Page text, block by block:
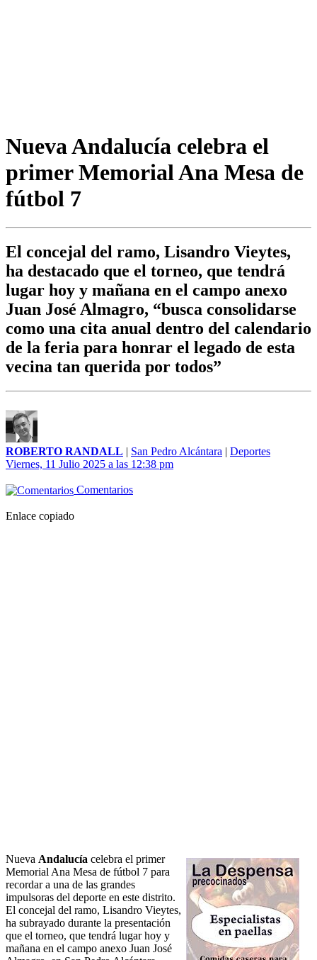
Nueva Andalucía celebra el
primer Memorial Ana Mesa de
fútbol 7
El concejal del ramo, Lisandro Vieytes,
ha destacado que el torneo, que tendrá
lugar hoy y mañana en el campo anexo
Juan José Almagro, “busca consolidarse
como una cita anual dentro del calendario
de la feria para honrar el legado de esta
vecina tan querida por todos”
ROBERTO RANDALL | San Pedro Alcántara | Deportes
Viernes, 11 Julio 2025 a las 12:38 pm
Comentarios
Enlace copiado
Nueva Andalucía celebra el primer
Memorial Ana Mesa de fútbol 7 para
recordar a una de las grandes
impulsoras del deporte en este distrito.
El concejal del ramo, Lisandro Vieytes,
ha subrayado durante la presentación
que el torneo, que tendrá lugar hoy y
mañana en el campo anexo Juan José